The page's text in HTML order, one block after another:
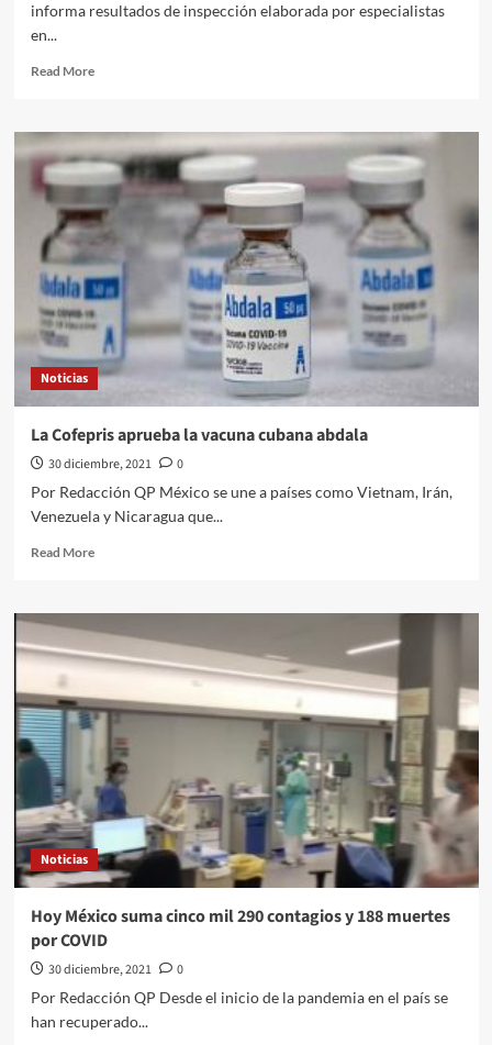
informa resultados de inspección elaborada por especialistas
en...
Read MoreRead
Hallan
21
grietas
tramo
de
la
línea
12
del
Metro
CDMX
Noticias
La Cofepris aprueba la vacuna cubana abdala
30 diciembre, 2021
0
Por Redacción QP México se une a países como Vietnam, Irán,
Venezuela y Nicaragua que...
Read MoreRead
La
Cofepris
aprueba
vacuna
cubana
abdala
Noticias
Hoy México suma cinco mil 290 contagios y 188 muertes
por COVID
30 diciembre, 2021
0
Por Redacción QP Desde el inicio de la pandemia en el país se
han recuperado...